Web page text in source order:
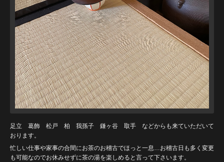
足立 葛飾 松戸 柏 我孫子 鎌ヶ谷 取手 などからも来ていただいて
おります。
忙しい仕事や家事の合間にお茶のお稽古でほっと一息…お稽古日も多く変更
も可能なのでお休みせずに茶の湯を楽しめると言って下さいます。